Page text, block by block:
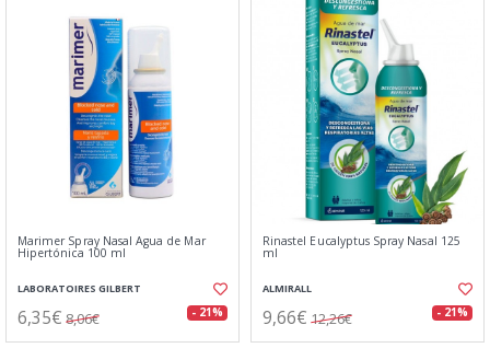
Marimer Spray Nasal Agua de Mar
Hipertónica 100 ml
LABORATOIRES GILBERT
6,35€ 8,06€ - 21%
Rinastel Eucalyptus Spray Nasal 125
ml
ALMIRALL
9,66€ 12,26€ - 21%